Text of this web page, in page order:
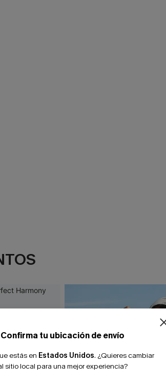
Confirma tu ubicación de envío
estás en Estados Unidos. ¿Quieres cambiar
sitio local para una mejor experiencia?
-10% extra sin